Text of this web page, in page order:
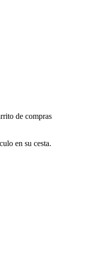
de compras
en su cesta.